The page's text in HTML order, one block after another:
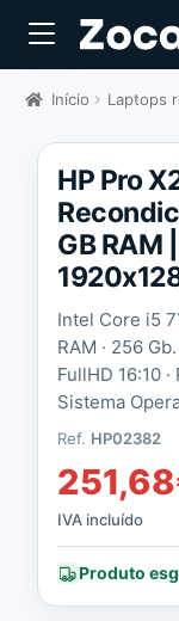
Início Laptops
HP Pro
GB RAM
Intel Core i5
RAM · 256
FullHD 16:10
Sistema
Ref. HP02382
251,68
IVA incluído
Produto